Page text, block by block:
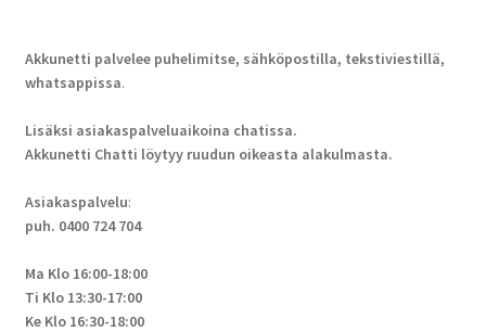
Akkunetti palvelee puhelimitse, sähköpostilla, tekstiviestillä,
whatsappissa.
Lisäksi asiakaspalveluaikoina chatissa.
Akkunetti Chatti löytyy ruudun oikeasta alakulmasta.
Asiakaspalvelu:
puh. 0400 724 704
Ma Klo 16:00-18:00
Ti Klo 13:30-17:00
Ke Klo 16:30-18:00